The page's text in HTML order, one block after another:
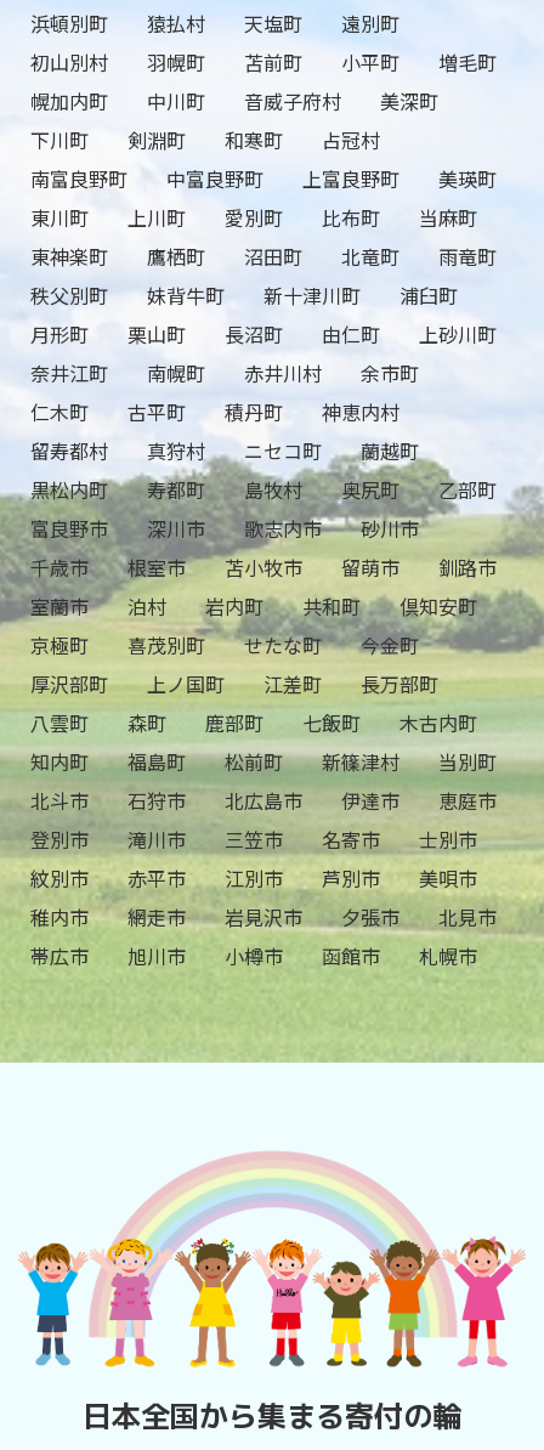
浜頓別町
猿払村 天塩町
遠別町
初山別村
羽幌町 苫前町 小平町
増毛町
幌加内町
中川町 音威子府村
美深町
下川町
剣淵町 和寒町
占冠村
南富良野町
中富良野町 上富良野町
美瑛町
東川町
上川町 愛別町 比布町
当麻町
東神楽町
鷹栖町 沼田町 北竜町
雨竜町
秩父別町
妹背牛町 新十津川町
浦臼町
月形町
栗山町 長沼町 由仁町
上砂川町
奈井江町
南幌町 赤井川村
余市町
仁木町
古平町 積丹町
神恵内村
留寿都村
真狩村 ニセコ町
蘭越町
黒松内町
寿都町 島牧村 奥尻町
乙部町
富良野市
深川市 歌志内市
砂川市
千歳市
根室市 苫小牧市 留萌市
釧路市
室蘭市
泊村 岩内町 共和町
倶知安町
京極町
喜茂別町 せたな町
今金町
厚沢部町
上ノ国町 江差町
長万部町
八雲町
森町 鹿部町 七飯町
木古内町
知内町
福島町 松前町 新篠津村
当別町
北斗市
石狩市 北広島市 伊達市
恵庭市
登別市
滝川市 三笠市 名寄市
士別市
紋別市
赤平市 江別市 芦別市
美唄市
稚内市
網走市 岩見沢市 夕張市
北見市
帯広市
旭川市 小樽市 函館市 札幌市
日本全国から集まる寄付の輪